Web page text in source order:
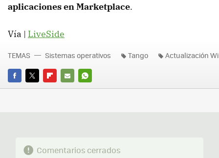
aplicaciones en Marketplace.
Vía | LiveSide
FACEBOOK
TWITTERFLIPBOARD
E-
WHATSAPP
TEMAS Sistemas operativos Tango Actualización
Comentarios cerrados